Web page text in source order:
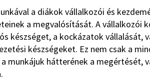
a diákok vállalkozói és
a megvalósítását. A vállalkozói
készséget, a kockázatok vállalását,
készségeket. Ez nem csak a
munkájuk hátterének a megértését,